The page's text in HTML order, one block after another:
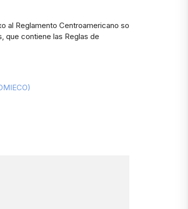
al Reglamento Centroamericano sobre
que contiene las Reglas de